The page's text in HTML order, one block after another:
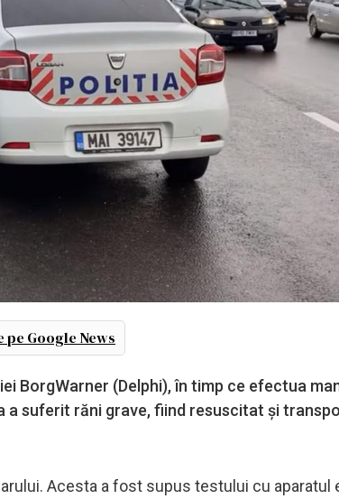
pe Google News
BorgWarner (Delphi), în timp ce efectua
a suferit răni grave, fiind resuscitat și
Acesta a fost supus testului cu aparatul